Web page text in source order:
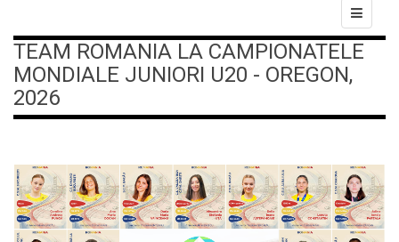
TEAM ROMANIA LA CAMPIONATELE
MONDIALE JUNIORI U20 - OREGON,
2026